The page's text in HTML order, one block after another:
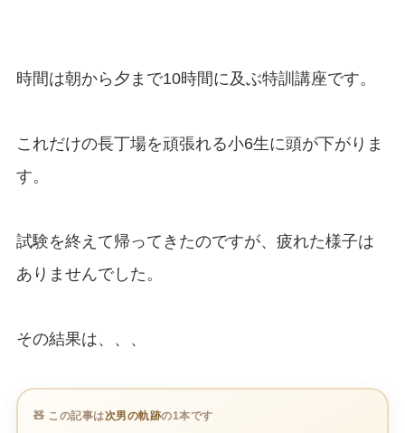
時間は朝から夕まで10時間に及ぶ特訓講座です。
これだけの長丁場を頑張れる小6生に頭が下がりま
す。
試験を終えて帰ってきたのですが、疲れた様子は
ありませんでした。
その結果は、、、
🧸 この記事は次男の軌跡の1本です